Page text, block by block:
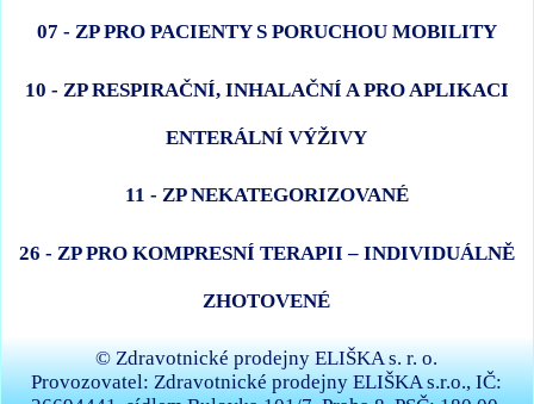
07 - ZP PRO PACIENTY S PORUCHOU MOBILITY
10 - ZP RESPIRAČNÍ, INHALAČNÍ A PRO APLIKACI
ENTERÁLNÍ VÝŽIVY
11 - ZP NEKATEGORIZOVANÉ
26 - ZP PRO KOMPRESNÍ TERAPII – INDIVIDUÁLNĚ
ZHOTOVENÉ
© Zdravotnické prodejny ELIŠKA s. r. o.
Provozovatel: Zdravotnické prodejny ELIŠKA s.r.o., IČ: